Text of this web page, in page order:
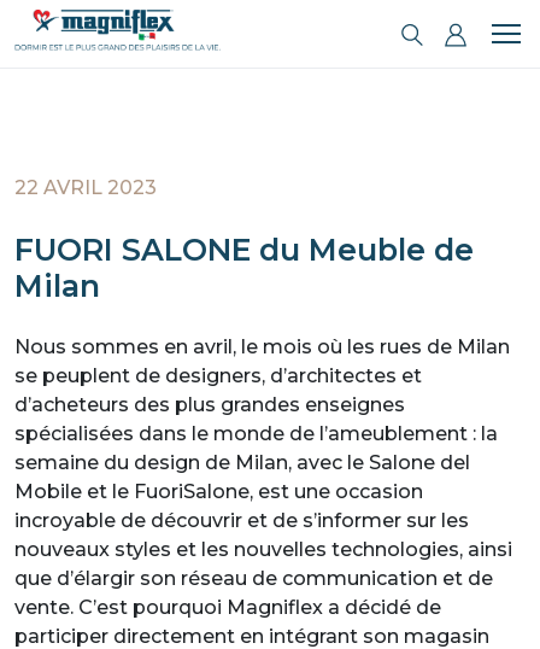
22 AVRIL 2023
FUORI SALONE du Meuble de
Milan
Nous sommes en avril, le mois où les rues de Milan
se peuplent de designers, d’architectes et
d’acheteurs des plus grandes enseignes
spécialisées dans le monde de l’ameublement : la
semaine du design de Milan, avec le Salone del
Mobile et le FuoriSalone, est une occasion
incroyable de découvrir et de s’informer sur les
nouveaux styles et les nouvelles technologies, ainsi
que d’élargir son réseau de communication et de
vente. C’est pourquoi Magniflex a décidé de
participer directement en intégrant son magasin